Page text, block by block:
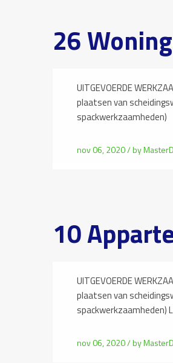
26
UITGEVOERDE
plaatsen van
spackwerkzaamheden)
nov 06, 2020 /byMasterD
10
UITGEVOERDE
plaatsen van
spackwerkzaamheden)
nov 06, 2020 /byMasterD